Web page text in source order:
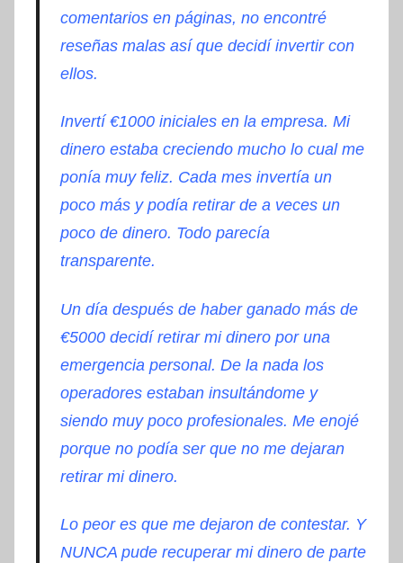
comentarios en páginas, no encontré
reseñas malas así que decidí invertir con
ellos.
Invertí €1000 iniciales en la empresa. Mi
dinero estaba creciendo mucho lo cual me
ponía muy feliz. Cada mes invertía un
poco más y podía retirar de a veces un
poco de dinero. Todo parecía
transparente.
Un día después de haber ganado más de
€5000 decidí retirar mi dinero por una
emergencia personal. De la nada los
operadores estaban insultándome y
siendo muy poco profesionales. Me enojé
porque no podía ser que no me dejaran
retirar mi dinero.
Lo peor es que me dejaron de contestar. Y
NUNCA pude recuperar mi dinero de parte